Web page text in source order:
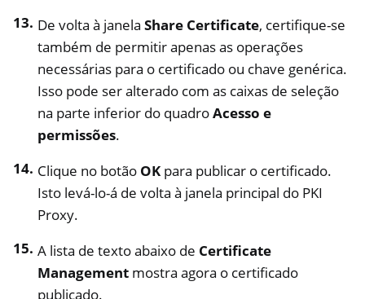
De volta à janela Share Certificate, certifique-se
também de permitir apenas as operações
necessárias para o certificado ou chave genérica.
Isso pode ser alterado com as caixas de seleção
na parte inferior do quadroAcesso e
permissões.
Clique no botão OK para publicar o certificado.
Isto levá-lo-á de volta à janela principal do PKI
Proxy.
A lista de texto abaixo de Certificate
Management mostra agora o certificado
publicado.